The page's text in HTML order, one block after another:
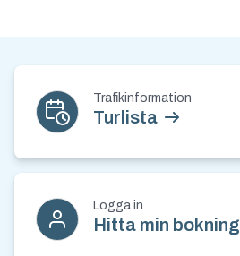
Trafikinformation
Turlista
Logga in
Hitta min bokning